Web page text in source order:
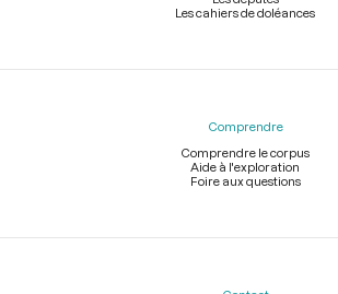
Les cahiers de doléances
Comprendre
Comprendre le corpus
Aide à l'exploration
Foire aux questions